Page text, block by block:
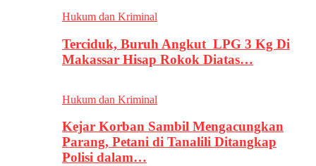
Hukum dan Kriminal
Terciduk, Buruh Angkut LPG 3 Kg Di
Makassar Hisap Rokok Diatas…
Hukum dan Kriminal
Kejar Korban Sambil Mengacungkan
Parang, Petani di Tanalili Ditangkap
Polisi dalam…